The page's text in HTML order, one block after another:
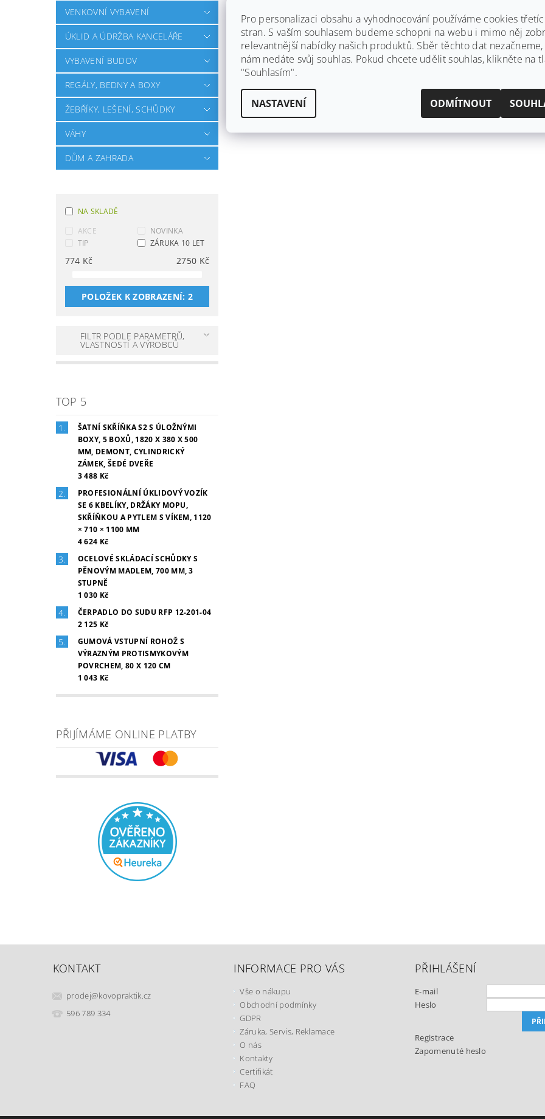
VENKOVNÍ VYBAVENÍ
ÚKLID A ÚDRŽBA KANCELÁŘE
VYBAVENÍ BUDOV
REGÁLY, BEDNY A BOXY
ŽEBŘÍKY, LEŠENÍ, SCHŮDKY
VÁHY
DŮM A ZAHRADA
NA SKLADĚ
AKCE
NOVINKA
TIP
ZÁRUKA 10 LET
774 Kč 2750 Kč
POLOŽEK K ZOBRAZENÍ: 2
FILTR PODLE PARAMETRŮ,
VLASTNOSTÍ A VÝROBCŮ
TOP 5
ŠATNÍ SKŘÍŇKA S2 S ÚLOŽNÝMI
BOXY, 5 BOXŮ, 1820 X 380 X 500
MM, DEMONT, CYLINDRICKÝ
ZÁMEK, ŠEDÉ DVEŘE
3 488 Kč
PROFESIONÁLNÍ ÚKLIDOVÝ VOZÍK
SE 6 KBELÍKY, DRŽÁKY MOPU,
SKŘÍŇKOU A PYTLEM S VÍKEM, 1120
× 710 × 1100 MM
4 624 Kč
OCELOVÉ SKLÁDACÍ SCHŮDKY S
PĚNOVÝM MADLEM, 700 MM, 3
STUPNĚ
1 030 Kč
ČERPADLO DO SUDU RFP 12-201-04
2 125 Kč
GUMOVÁ VSTUPNÍ ROHOŽ S
VÝRAZNÝM PROTISMYKOVÝM
POVRCHEM, 80 X 120 CM
1 043 Kč
PŘIJÍMÁME ONLINE PLATBY
KONTAKT
prodej@kovopraktik.cz
596 789 334
INFORMACE PRO VÁS
Vše o nákupu
Obchodní podmínky
GDPR
Záruka, Servis, Reklamace
O nás
Kontakty
Certifikát
FAQ
PŘIHLÁŠENÍ
E-mail
Heslo
Registrace
Zapomenuté heslo
Pro personalizaci obsahu a vyhodnocování používáme cookies
stran. S vaším souhlasem budeme schopni na webu i mimo něj
relevantnější nabídky našich produktů. Sběr těchto dat
nám nedáte svůj souhlas. Pokud chcete udělit souhlas, klikněte na
"Souhlasím".
NASTAVENÍ ODMÍTNOUT